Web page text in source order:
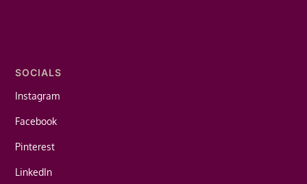
SOCIALS
Instagram
Facebook
Pinterest
LinkedIn